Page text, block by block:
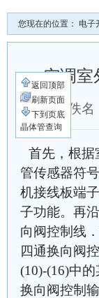
您现在的位置： 电子
空调室
作者：佚
首先，根据
管传感器符
机接线板端
子功能。再
向阀控制线
四通换向阀
(10)-(16)中
换向阀控制
返回顶部
刷新页面
下到页底
晶体管查询